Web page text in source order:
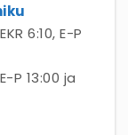
6:10, E-P
P 13:00 ja